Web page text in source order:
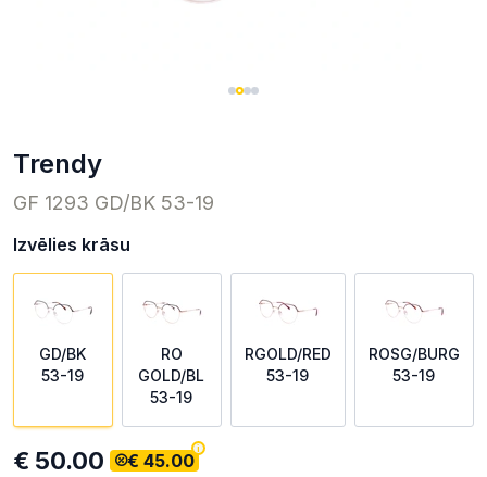
trendy
GF 1293 GD/BK 53-19
Izvēlies krāsu
GD/BK
53-19
RO
GOLD/BL
53-19
RGOLD/RED
53-19
ROSG/BURG
53-19
€ 50.00 € 45.00